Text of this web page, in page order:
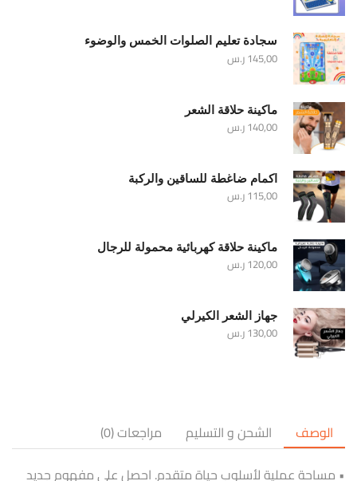
سجادة تعليم الصلوات الخمس والوضوء
145,00ر.س
ماكينة حلاقة الشعر
140,00ر.س
اكمام ضاغطة للساقين والركبة
115,00ر.س
ماكينة حلاقة كهربائية محمولة للرجال
120,00ر.س
جهاز الشعر الكيرلي
130,00ر.س
الوصف الشحن و التسليم
مراجعات (0)
• مساحة عملية لأسلوب حياة متقدم. احصل على مفهوم جديد